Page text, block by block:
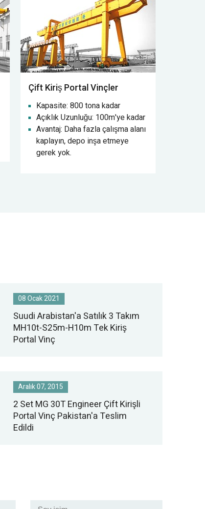
Çift Kiriş Portal Vinçler
Kapasite: 800 tona kadar
Açıklık Uzunluğu: 100m'ye kadar
Avantaj: Daha fazla çalışma alanı
kaplayın, depo inşa etmeye
gerek yok.
08 Ocak 2021
Suudi Arabistan'a Satılık 3 Takım
MH10t-S25m-H10m Tek Kiriş
Portal Vinç
Aralık 07, 2015
2 Set MG 30T Engineer Çift Kirişli
Portal Vinç Pakistan'a Teslim
Edildi